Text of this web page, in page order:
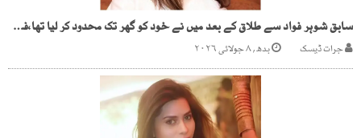
سابق شوہر فواد سے طلاق کے بعد میں نے خود کو گھر تک محدود کر لیا تھا،فضا علی
جرات ڈیسک بدھ, ۸ جولائی ۲۰۲۶